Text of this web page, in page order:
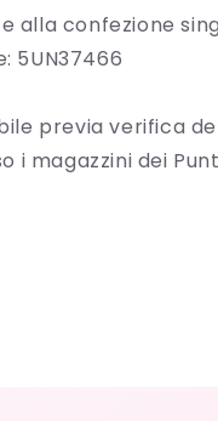
alla confezione
5UN37466
previa verifica
i magazzini dei